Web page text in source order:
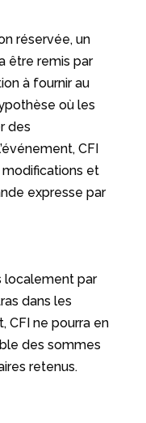
réservée, un
être remis par
à fournir au
où les
des
CFI
modifications et
expresse par
localement par
dans les
CFI ne pourra en
des sommes
retenus.